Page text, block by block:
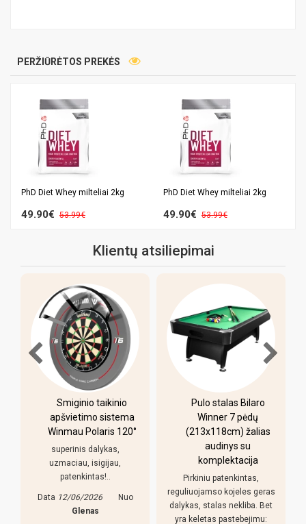
PERŽIŪRĖTOS PREKĖS
PhD Diet Whey milteliai 2kg
49.90€ 53.99€
PhD Diet Whey milteliai 2kg
49.90€ 53.99€
Klientų atsiliepimai
Smiginio taikinio
apšvietimo sistema
Winmau Polaris 120°
superinis dalykas,
uzmaciau, isigijau,
patenkintas!..
Data 12/06/2026
Nuo
Glenas
Pulo stalas Bilaro
Winner 7 pėdų
(213x118cm) žalias
audinys su
komplektacija
Pirkiniu patenkintas,
reguliuojamso kojeles geras
dalykas, stalas nekliba. Bet
yra keletas pastebejimu: